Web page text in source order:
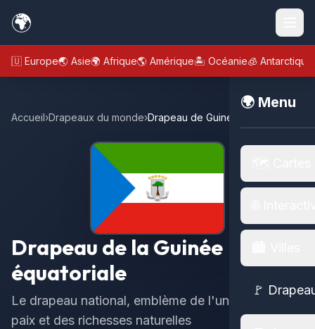
🌍
🇪🇺 Europe🌏 Asie🌍 Afrique🌎 Amérique🏝️ Océanie🧊 Antarctique
🌍 Menu
🚩
Accueil›Drapeaux du monde›Drapeau de Guinée Equatoriale
Drapeau de la Guinée
équatoriale
Le drapeau national, emblème de l'unité, de la
paix et des richesses naturelles